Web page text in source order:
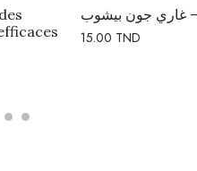
غاري جون بيشوب
15.00 TND